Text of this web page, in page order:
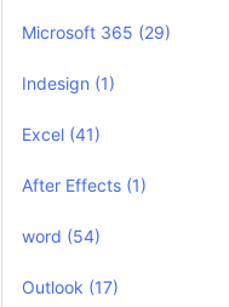
Microsoft 365 (29)
Indesign (1)
Excel (41)
After Effects (1)
word (54)
Outlook (17)